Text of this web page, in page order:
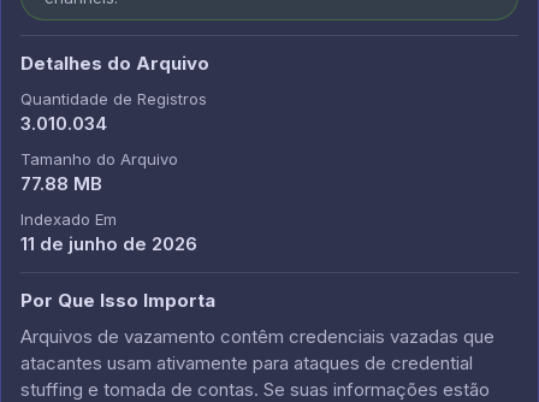
Detalhes do Arquivo
Quantidade de Registros
3.010.034
Tamanho do Arquivo
77.88 MB
Indexado Em
11 de junho de 2026
Por Que Isso Importa
Arquivos de vazamento contêm credenciais vazadas que
atacantes usam ativamente para ataques de credential
stuffing e tomada de contas. Se suas informações estão